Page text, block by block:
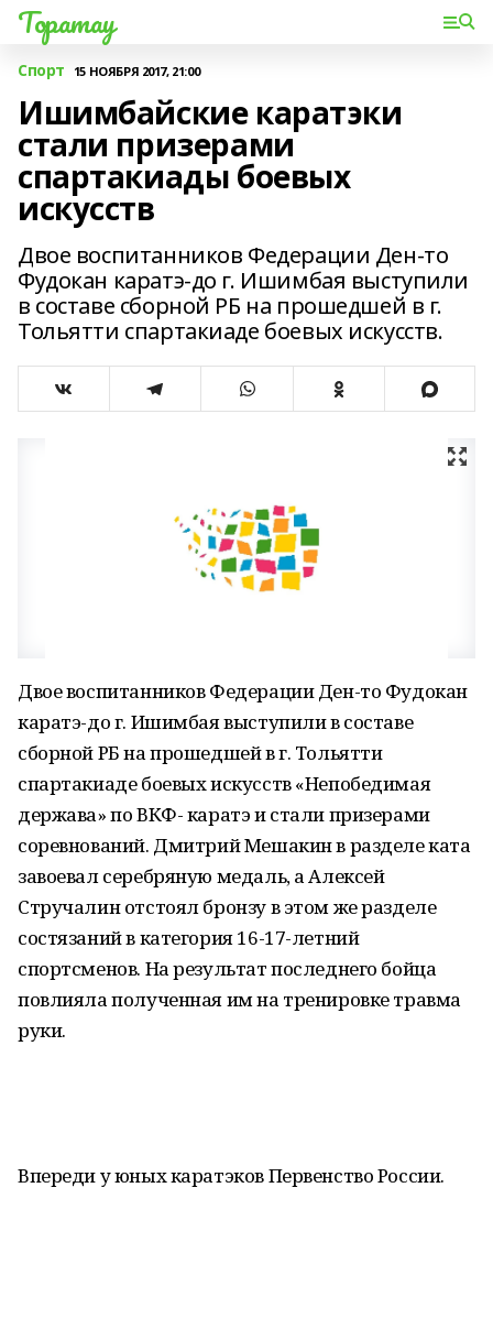
Торатау
Спорт 15 НОЯБРЯ 2017, 21:00
Ишимбайские каратэки
стали призерами
спартакиады боевых
искусств
Двое воспитанников Федерации Ден-то
Фудокан каратэ-до г. Ишимбая выступили
в составе сборной РБ на прошедшей в г.
Тольятти спартакиаде боевых искусств.
Двое воспитанников Федерации Ден-то Фудокан
каратэ-до г. Ишимбая выступили в составе
сборной РБ на прошедшей в г. Тольятти
спартакиаде боевых искусств «Непобедимая
держава» по ВКФ- каратэ и стали призерами
соревнований. Дмитрий Мешакин в разделе ката
завоевал серебряную медаль, а Алексей
Стручалин отстоял бронзу в этом же разделе
состязаний в категория 16-17-летний
спортсменов. На результат последнего бойца
повлияла полученная им на тренировке травма
руки.
Впереди у юных каратэков Первенство России.